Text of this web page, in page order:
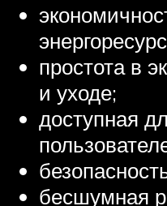
простота в
и уходе;
доступная
бесшумная